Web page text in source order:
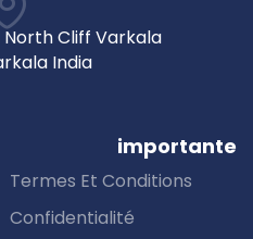
North Cliff Varkala
India
importante
Termes Et Conditions
Confidentialité